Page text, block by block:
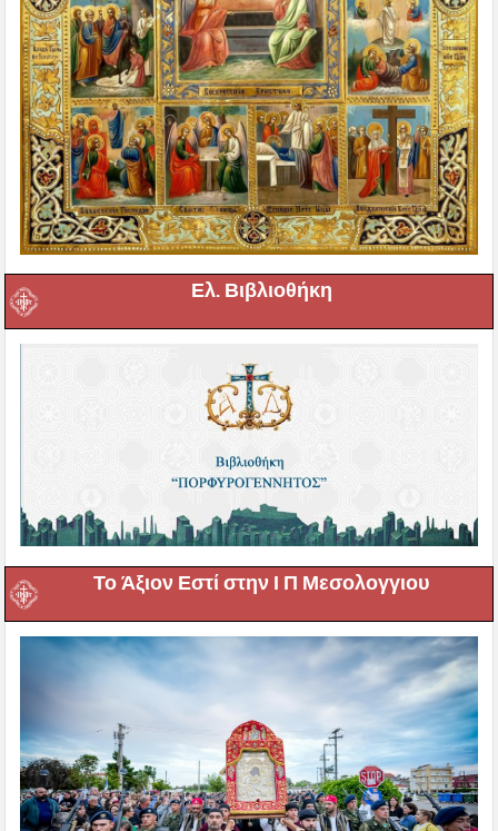
Ελ. Βιβλιοθήκη
Το Άξιον Εστί στην Ι Π Μεσολογγιου